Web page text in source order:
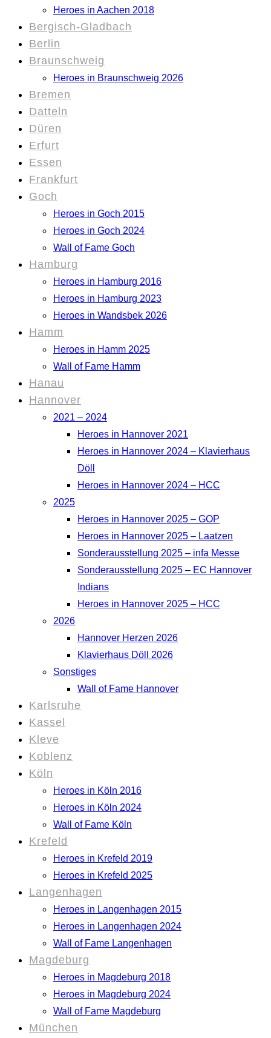
Heroes in Aachen 2018
Bergisch-Gladbach
Berlin
Braunschweig
Heroes in Braunschweig 2026
Bremen
Datteln
Düren
Erfurt
Essen
Frankfurt
Goch
Heroes in Goch 2015
Heroes in Goch 2024
Wall of Fame Goch
Hamburg
Heroes in Hamburg 2016
Heroes in Hamburg 2023
Heroes in Wandsbek 2026
Hamm
Heroes in Hamm 2025
Wall of Fame Hamm
Hanau
Hannover
2021 – 2024
Heroes in Hannover 2021
Heroes in Hannover 2024 – Klavierhaus
Döll
Heroes in Hannover 2024 – HCC
2025
Heroes in Hannover 2025 – GOP
Heroes in Hannover 2025 – Laatzen
Sonderausstellung 2025 – infa Messe
Sonderausstellung 2025 – EC Hannover
Indians
Heroes in Hannover 2025 – HCC
2026
Hannover Herzen 2026
Klavierhaus Döll 2026
Sonstiges
Wall of Fame Hannover
Karlsruhe
Kassel
Kleve
Koblenz
Köln
Heroes in Köln 2016
Heroes in Köln 2024
Wall of Fame Köln
Krefeld
Heroes in Krefeld 2019
Heroes in Krefeld 2025
Langenhagen
Heroes in Langenhagen 2015
Heroes in Langenhagen 2024
Wall of Fame Langenhagen
Magdeburg
Heroes in Magdeburg 2018
Heroes in Magdeburg 2024
Wall of Fame Magdeburg
München